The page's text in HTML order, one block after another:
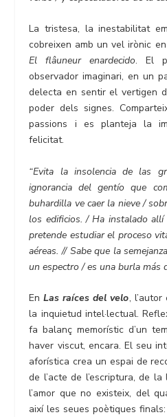
La tristesa, la inestabilitat
cobreixen amb un vel irònic
El flâuneur enardecido. El
observador imaginari, en un
delecta en sentir el vertigen
poder dels signes.
passions i es planteja la
felicitat.
“Evita la insolencia de las
ignorancia del gentío que
buhardilla ve caer la nieve /
los edificios. / Ha instalado
pretende estudiar el proceso
aéreas. // Sabe que la
un espectro / es una burla más
EnLas raíces del velo,
la inquietud intel·lectual.
fa balanç memorístic d’un
haver viscut, encara. El seu
aforística crea un espai de
de l’acte de l’escriptura, de
l’amor que no existeix, del
així les seues poètiques